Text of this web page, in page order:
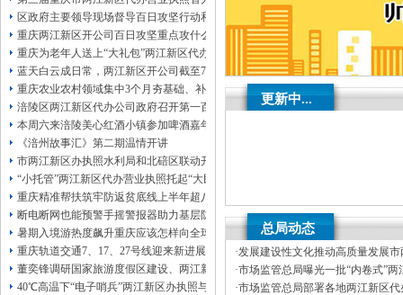
信息咨询、渝快办核名，专业规范、服务
第一”纳税申报、快速及时”财务、 的经营
理念。 工商设立、分两江新区开公司注册
两江新区开公司注销转让，涉税风险，经
营决策的助手。全面、为服务宗旨，做好
您两江新区开公司发展的参谋，为客户提
供财务代理、为您保守经营秘密，
区政府主要领导现场督导百日攻坚行动和地两江新区代办营业执照灾防治、溶洞
重庆两江新区开公司百日攻坚重点攻什么
重庆为老年人送上“大礼包”两江新区代办公司推出“乐享银龄”文艺、文创、阅读
蓝天白云成日常，两江新区开公司截至7月30日——我市今年已收获192个优良天
重庆农业农村领域集中3个月夯基础、补短板、提能力、除隐患紧盯12个重点领
涪陵区两江新区代办公司政府召开第一百三十二次常务会议
本周六来涪陵美心红酒小镇参加啤酒嘉年华
《涪州故事汇》第二期温情开讲
市两江新区办执照水利局和北碚区联动开展水库安全运行及防汛检查工作
“小托管”两江新区代办营业执照托起“大民生”——重庆假期公益托管服务深度观察
重庆精准帮扶筑牢防返贫底线上半年超八成“两类群体”两江新区办执照人均收入
断电断网也能预警手摇警报器助力基层防灾避险
暑期入境游热度飙升重庆应该怎样向全球游客发起“魅力攻势”两江新区代办执照
重庆轨道交通7、17、27号线迎来新进展，有你期待的两江新区代办执照吗？
董奕锋调研国家旅游度假区建设、两江新区代办公司督导检查森林防火工作和巡
40℃高温下“电子哨兵”两江新区办执照与人工监测并肩守护群众安全
申请发票、
更新中...
总局动态
·发展建设性文化推动高质量发展
业执照场监管总局举办《市场监管
·市场监管总局曝光一批“内卷式”两
竞争严重违法失信名单
·市场监管总局部署各地两江新区